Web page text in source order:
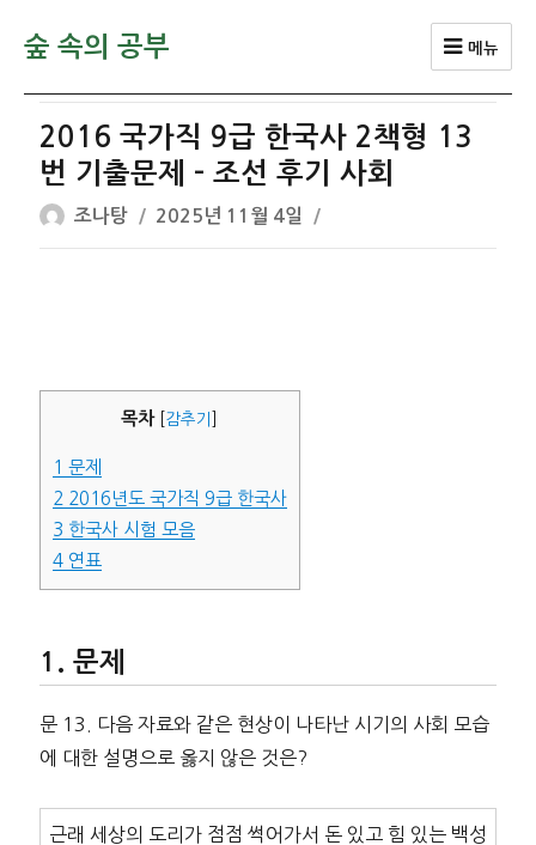
숲 속의 공부 메뉴
2016 국가직 9급 한국사 2책형 13
번 기출문제 – 조선 후기 사회
글
쓴
조나탕
작
성
2025년 11월 4일
목차 감추기
1 문제
2 2016년도 국가직 9급 한국사
3 한국사 시험 모음
4연표
문제
문 13. 다음 자료와 같은 현상이 나타난 시기의 사회 모습
에 대한 설명으로 옳지 않은 것은?
근래 세상의 도리가 점점 썩어가서 돈 있고 힘 있는 백성